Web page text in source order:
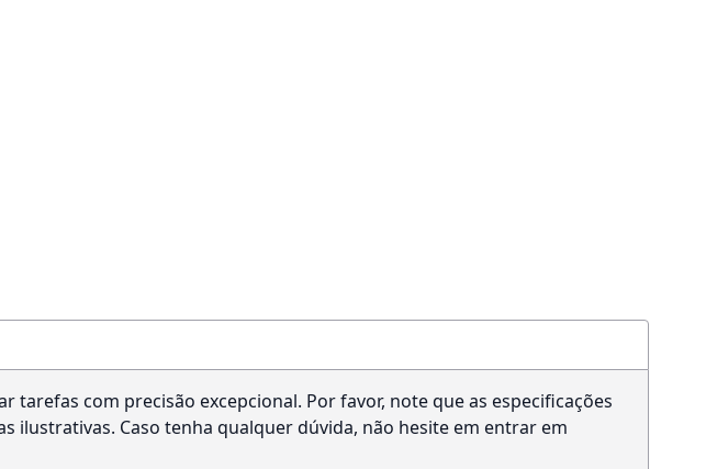
com precisão excepcional. Por favor, note que as especificações
ilustrativas. Caso tenha qualquer dúvida, não hesite em entrar em